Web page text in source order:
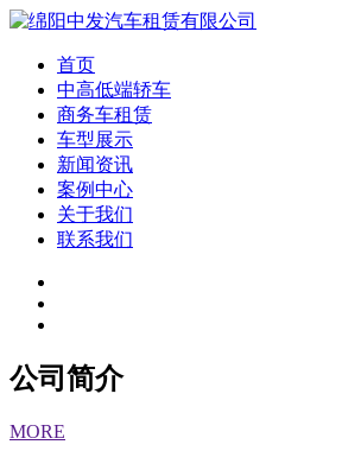
首页
中高低端轿车
商务车租赁
车型展示
新闻资讯
案例中心
关于我们
联系我们
公司简介
MORE